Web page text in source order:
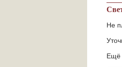
Не
Ещё